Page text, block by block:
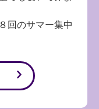
回のサマー集中